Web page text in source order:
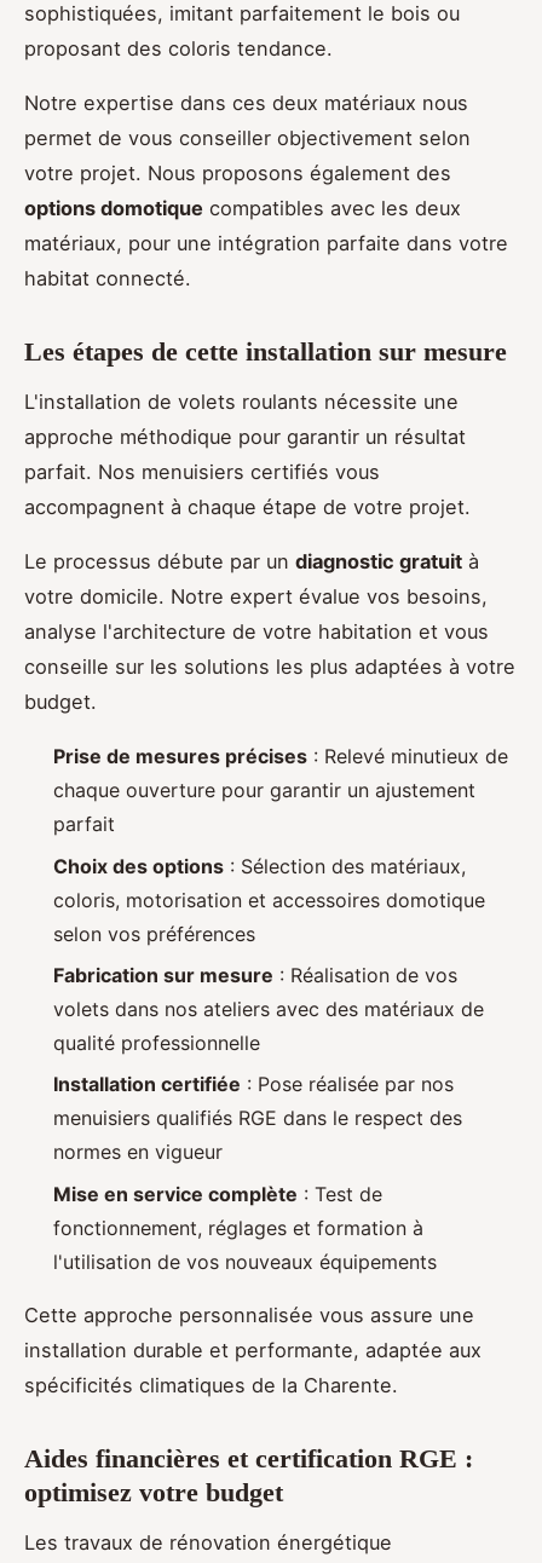
sophistiquées, imitant parfaitement le bois ou
proposant des coloris tendance.
Notre expertise dans ces deux matériaux nous
permet de vous conseiller objectivement selon
votre projet. Nous proposons également des
options domotique compatibles avec les deux
matériaux, pour une intégration parfaite dans votre
habitat connecté.
Les étapes de cette installation sur mesure
L'installation de volets roulants nécessite une
approche méthodique pour garantir un résultat
parfait. Nos menuisiers certifiés vous
accompagnent à chaque étape de votre projet.
Le processus débute par un diagnostic gratuit à
votre domicile. Notre expert évalue vos besoins,
analyse l'architecture de votre habitation et vous
conseille sur les solutions les plus adaptées à votre
budget.
Prise de mesures précises : Relevé minutieux de
chaque ouverture pour garantir un ajustement
parfait
Choix des options : Sélection des matériaux,
coloris, motorisation et accessoires domotique
selon vos préférences
Fabrication sur mesure : Réalisation de vos
volets dans nos ateliers avec des matériaux de
qualité professionnelle
Installation certifiée : Pose réalisée par nos
menuisiers qualifiés RGE dans le respect des
normes en vigueur
Mise en service complète : Test de
fonctionnement, réglages et formation à
l'utilisation de vos nouveaux équipements
Cette approche personnalisée vous assure une
installation durable et performante, adaptée aux
spécificités climatiques de la Charente.
Aides financières et certification RGE :
optimisez votre budget
Les travaux de rénovation énergétique